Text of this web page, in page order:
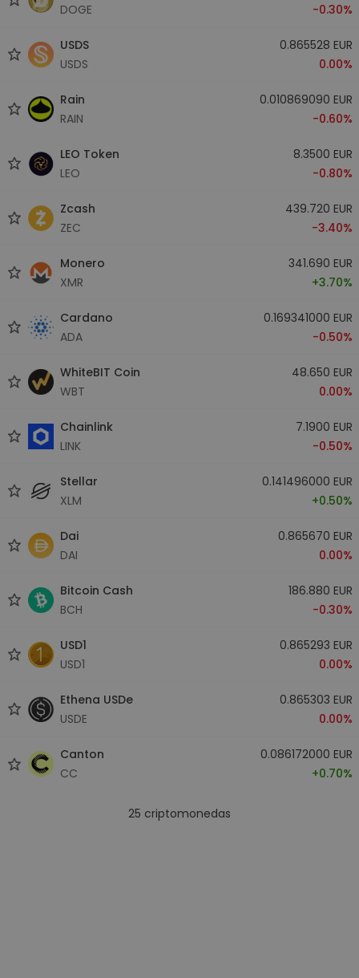
DOGE
-0.30%
USDS
USDS
0.865528 EUR
0.00%
Rain
RAIN
0.010869090 EUR
-0.60%
LEO Token
LEO
8.3500 EUR
-0.80%
Zcash
ZEC
439.720 EUR
-3.40%
Monero
XMR
341.690 EUR
+3.70%
Cardano
ADA
0.169341000 EUR
-0.50%
WhiteBIT Coin
WBT
48.650 EUR
0.00%
Chainlink
LINK
7.1900 EUR
-0.50%
Stellar
XLM
0.141496000 EUR
+0.50%
Dai
DAI
0.865670 EUR
0.00%
Bitcoin Cash
BCH
186.880 EUR
-0.30%
USD1
USD1
0.865293 EUR
0.00%
Ethena USDe
USDE
0.865303 EUR
0.00%
Canton
CC
0.086172000 EUR
+0.70%
25 criptomonedas